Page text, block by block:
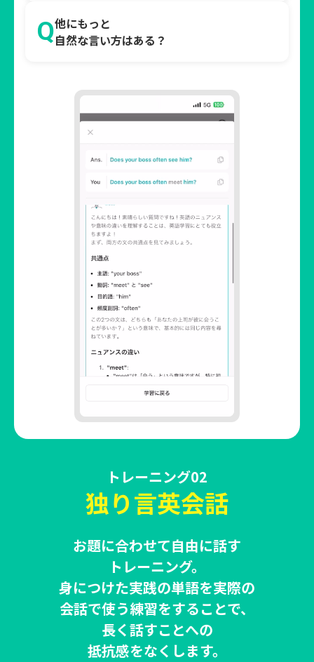
Q他にもっと
自然な言い方はある？
トレーニング02
独り言英会話
お題に合わせて自由に話す
トレーニング。
身につけた実践の単語を実際の
会話で使う練習をすることで、
長く話すことへの
抵抗感をなくします。